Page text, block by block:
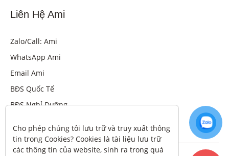
Liên Hệ Ami
Zalo/Call: Ami
WhatsApp Ami
Email Ami
BĐS Quốc Tế
BĐS Nghỉ Dưỡng
Cho phép chúng tôi lưu trữ và truy xuất thông
tin trong Cookies? Cookies là tài liệu lưu trữ
các thông tin của website, sinh ra trong quá